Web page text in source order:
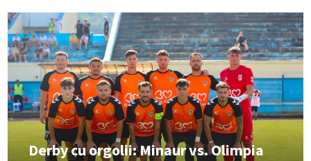
Derby cu orgolii: Minaur vs. Olimpia